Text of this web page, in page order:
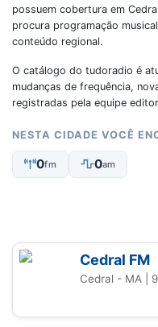
possuem cobertura em Cedral
procura programação
conteúdo regional.
O catálogo do tudoradio é
mudanças de frequência,
registradas pela equipe
NESTA CIDADE VOCÊ
0fm 0am
Cedral FM
Cedral - MA |